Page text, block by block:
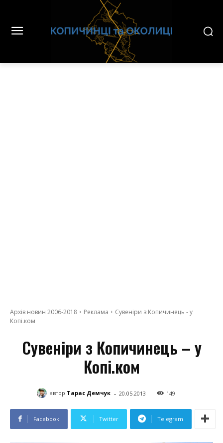
Архів новин 2006-2018 Реклама
Сувеніри з Копичинець - у
Копі.ком
Сувеніри з Копичинець – у
Копі.ком
автор Тарас Демчук - 20.05.2013 149
Facebook Twitter Telegram